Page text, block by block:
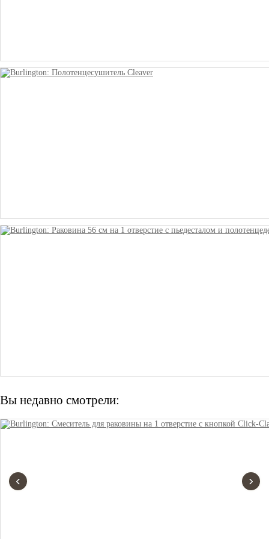
Вы недавно смотрели:
‹ ›